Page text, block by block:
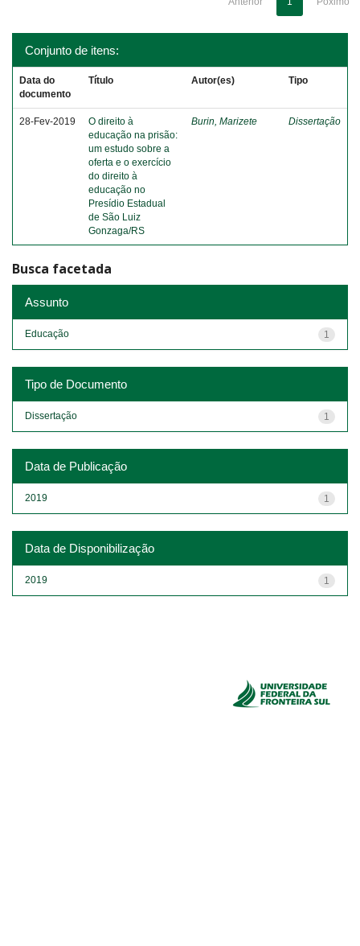
Conjunto de itens:
Data do
documento
Título Autor(es) Tipo
28-Fev-2019
O direito à
educação na prisão:
um estudo sobre a
oferta e o exercício
do direito à
educação no
Presídio Estadual
de São Luiz
Gonzaga/RS
Burin, Marizete Dissertação
Busca facetada
Assunto
1
Educação
Tipo de Documento
1
Dissertação
Data de Publicação
1
2019
Data de Disponibilização
1
2019